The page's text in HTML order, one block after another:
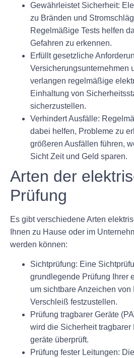
Gewährleistet Sicherheit:
zu Bränden und
Regelmäßige Tests helfen
Gefahren zu erkennen.
Erfüllt gesetzliche
Versicherungsunternehmen
verlangen regelmäßige
Einhaltung von
sicherzustellen.
Verhindert Ausfälle:
dabei helfen, Probleme zu
größeren Ausfällen führen,
Sicht Zeit und Geld sparen.
Arten der
Prüfung
Es gibt verschiedene Arten
Ihnen zu Hause oder im
werden können:
Sichtprüfung: Eine
grundlegende Prüfung Ihrer
um sichtbare Anzeichen
Verschleiß festzustellen.
Prüfung tragbarer Geräte
wird die Sicherheit tragbarer
geräte überprüft.
Prüfung fester Leitungen: